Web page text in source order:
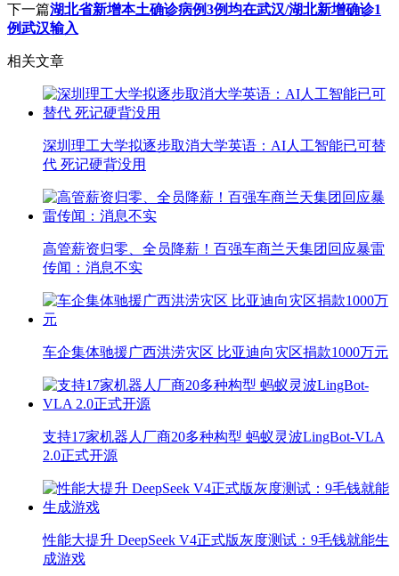
下一篇湖北省新增本土确诊病例3例均在武汉/湖北新增确诊1
例武汉输入
相关文章
深圳理工大学拟逐步取消大学英语：AI人工智能已可替
代 死记硬背没用
高管薪资归零、全员降薪！百强车商兰天集团回应暴雷
传闻：消息不实
车企集体驰援广西洪涝灾区 比亚迪向灾区捐款1000万元
支持17家机器人厂商20多种构型 蚂蚁灵波LingBot-VLA
2.0正式开源
性能大提升 DeepSeek V4正式版灰度测试：9毛钱就能生
成游戏